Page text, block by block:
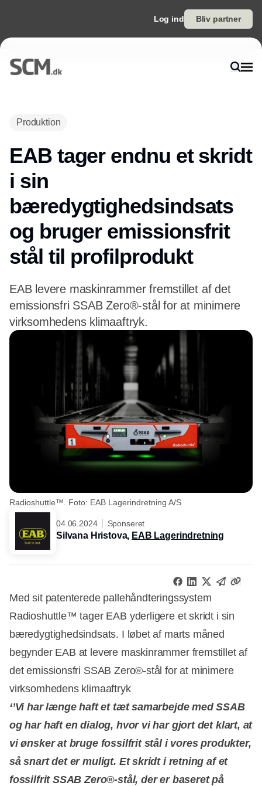
Log ind Bliv partner
Produktion
EAB tager endnu et skridt
i sin
bæredygtighedsindsats
og bruger emissionsfrit
stål til profilprodukt
EAB levere maskinrammer fremstillet af det
emissionsfri SSAB Zero®-stål for at minimere
virksomhedens klimaaftryk.
Radioshuttle™. Foto: EAB Lagerindretning A/S
04.06.2024 Sponseret
Silvana Hristova, EAB Lagerindretning
Med sit patenterede pallehåndteringssystem
Radioshuttle™ tager EAB yderligere et skridt i sin
bæredygtighedsindsats. I løbet af marts måned
begynder EAB at levere maskinrammer fremstillet af
det emissionsfri SSAB Zero®-stål for at minimere
virksomhedens klimaaftryk
‘’Vi har længe haft et tæt samarbejde med SSAB
og har haft en dialog, hvor vi har gjort det klart, at
vi ønsker at bruge fossilfrit stål i vores produkter,
så snart det er muligt. Et skridt i retning af et
fossilfrit SSAB Zero®-stål, der er baseret på